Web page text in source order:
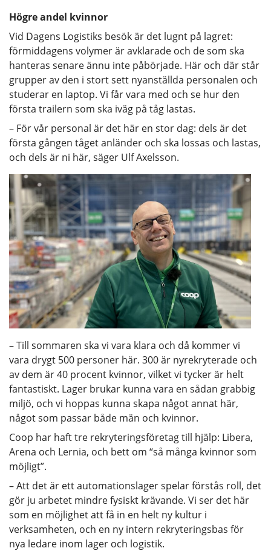
Högre andel kvinnor
Vid Dagens Logistiks besök är det lugnt på lagret:
förmiddagens volymer är avklarade och de som ska
hanteras senare ännu inte påbörjade. Här och där står
grupper av den i stort sett nyanställda personalen och
studerar en laptop. Vi får vara med och se hur den
första trailern som ska iväg på tåg lastas.
– För vår personal är det här en stor dag: dels är det
första gången tåget anländer och ska lossas och lastas,
och dels är ni här, säger Ulf Axelsson.
– Till sommaren ska vi vara klara och då kommer vi
vara drygt 500 personer här. 300 är nyrekryterade och
av dem är 40 procent kvinnor, vilket vi tycker är helt
fantastiskt. Lager brukar kunna vara en sådan grabbig
miljö, och vi hoppas kunna skapa något annat här,
något som passar både män och kvinnor.
Coop har haft tre rekryteringsföretag till hjälp: Libera,
Arena och Lernia, och bett om “så många kvinnor som
möjligt”.
– Att det är ett automationslager spelar förstås roll, det
gör ju arbetet mindre fysiskt krävande. Vi ser det här
som en möjlighet att få in en helt ny kultur i
verksamheten, och en ny intern rekryteringsbas för
nya ledare inom lager och logistik.